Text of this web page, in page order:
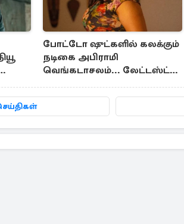
போட்டோ ஷுட்களில் கலக்கும்
நடிகை அபிராமி
வெங்கடாசலம்... லேட்டஸ்ட்